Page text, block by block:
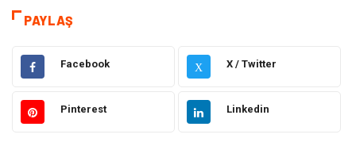
Teknoloji & İnternet
Elektrik & Elektronik Eğitim
Gıda Estetik ve Güzellik
PAYLAŞ
Facebook X X / Twitter
Pinterest Linkedin